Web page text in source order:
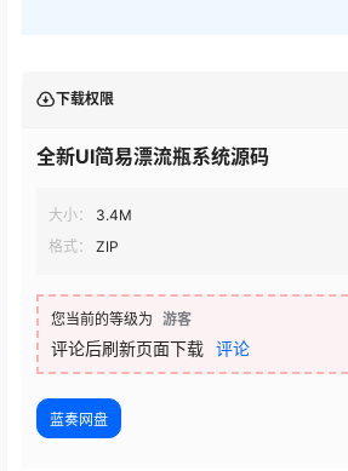
下载权限
全新UI简易漂流瓶系统源码
大小：
3.4M
格式：
ZIP
您当前的等级为 游客
评论后刷新页面下载 评论
蓝奏网盘